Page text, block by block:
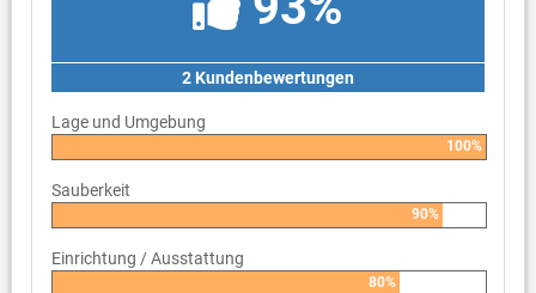
2 Kundenbewertungen
Lage und Umgebung
100%
Sauberkeit
90%
Einrichtung / Ausstattung
80%